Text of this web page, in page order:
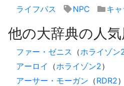
ライフパス
NPC キ
他の大辞典の人
ファー・ゼニス （ホライゾン
アーロイ
（ホライゾン2）
アーサー・モーガン （RDR2）